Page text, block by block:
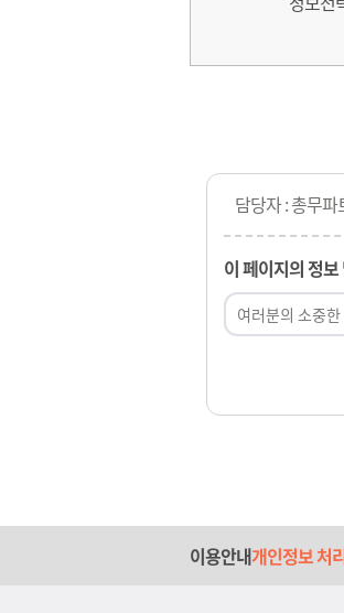
담당자 : 총무
이 페이지의 정
이용안내개인정보 처